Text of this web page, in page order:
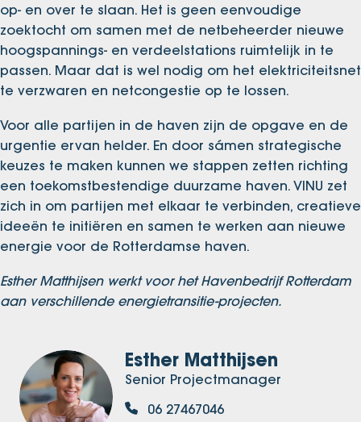
op- en over te slaan. Het is geen eenvoudige
zoektocht om samen met de netbeheerder nieuwe
hoogspannings- en verdeelstations ruimtelijk in te
passen. Maar dat is wel nodig om het elektriciteitsnet
te verzwaren en netcongestie op te lossen.
Voor alle partijen in de haven zijn de opgave en de
urgentie ervan helder. En door sámen strategische
keuzes te maken kunnen we stappen zetten richting
een toekomstbestendige duurzame haven. VINU zet
zich in om partijen met elkaar te verbinden, creatieve
ideeën te initiëren en samen te werken aan nieuwe
energie voor de Rotterdamse haven.
Esther Matthijsen werkt voor het Havenbedrijf Rotterdam
aan verschillende energietransitie-projecten.
Esther Matthijsen
Senior Projectmanager
06 27467046